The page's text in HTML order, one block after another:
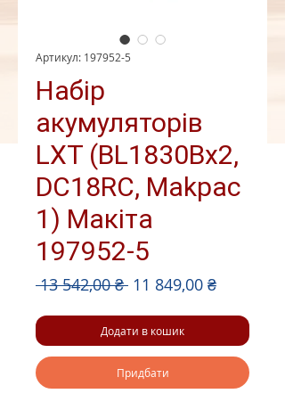
Артикул: 197952-5
Набір
акумуляторів
LXT (BL1830Bx2,
DC18RC, Makpac
1) Макіта
197952-5
13 542,00 ₴ Звичайна
11 849,00 ₴За
Додати в кошик
Придбати